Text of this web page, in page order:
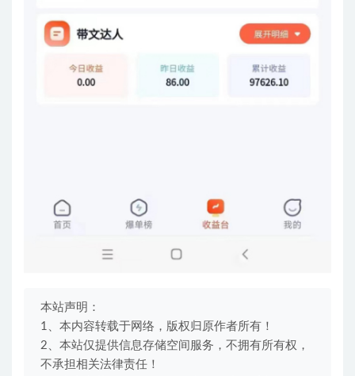
本站声明：
1、本内容转载于网络，版权归原作者所有！
2、本站仅提供信息存储空间服务，不拥有所有权，
不承担相关法律责任！